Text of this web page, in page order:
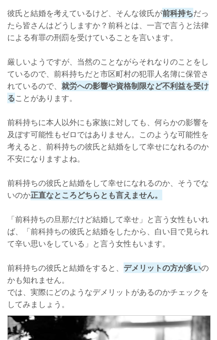
彼氏と結婚を考えているけど、そんな彼氏が前科持ちだっ
たら皆さんはどうしますか？前科とは、一言で言うと法律
による有罪の刑罰を受けていることを言います。
厳しいようですが、当然のことながらそれなりのことをし
ているので、前科持ちだと市区町村の犯罪人名簿に保管さ
れているので、 就労への影響や資格制限など不利益を受け
ることがあります。
前科持ちに本人以外にも家族に対しても、何らかの影響を
及ぼす可能性もゼロではありません。このような可能性を
考えると、前科持ちの彼氏と結婚をして幸せになれるのか
不安になりますよね。
前科持ちの彼氏と結婚をして幸せになれるのか、そうでな
いのか正直なところどちらとも言えません。
「前科持ちの旦那だけど結婚して幸せ」と言う女性もいれ
ば、「前科持ちの彼氏と結婚をしたから、白い目で見られ
て辛い思いをしている」と言う女性もいます。
前科持ちの彼氏と結婚をすると、 デメリットの方が多いの
かも知れません。
では、実際にどのようなデメリットがあるのかチェックを
してみましょう。